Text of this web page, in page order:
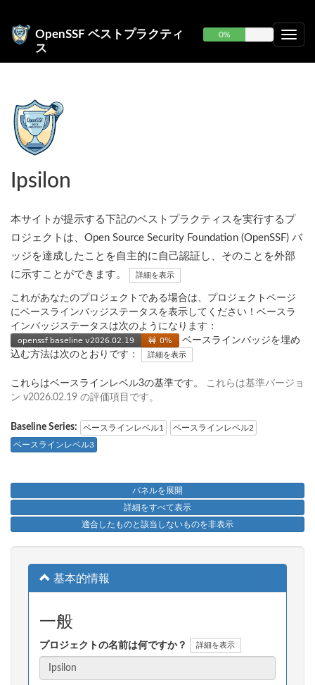
OpenSSF ベストプラクティ
ス
0%
Ipsilon
本サイトが提示する下記のベストプラクティスを実行するプ
ロジェクトは、Open Source Security Foundation (OpenSSF) バ
ッジを達成したことを自主的に自己認証し、そのことを外部
に示すことができます。
詳細を表示
これがあなたのプロジェクトである場合は、プロジェクトページ
にベースラインバッジステータスを表示してください！ベースラ
インバッジステータスは次のようになります：
ベースラインバッジを埋め
込む方法は次のとおりです：
詳細を表示
これらはベースラインレベル3の基準です。
これらは基準バージョ
ン v2026.02.19 の評価項目です。
Baseline Series: ベースラインレベル1
ベースラインレベル2
ベースラインレベル3
パネルを展開
詳細をすべて表示
適合したものと該当しないものを非表示
基本的情報
一般
プロジェクトの名前は何ですか？ 詳細を表示